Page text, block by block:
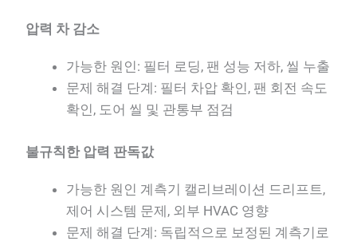
압력 차 감소
가능한 원인: 필터 로딩, 팬 성능 저하, 씰 누출
문제 해결 단계: 필터 차압 확인, 팬 회전 속도
확인, 도어 씰 및 관통부 점검
불규칙한 압력 판독값
가능한 원인 계측기 캘리브레이션 드리프트,
제어 시스템 문제, 외부 HVAC 영향
문제 해결 단계: 독립적으로 보정된 계측기로